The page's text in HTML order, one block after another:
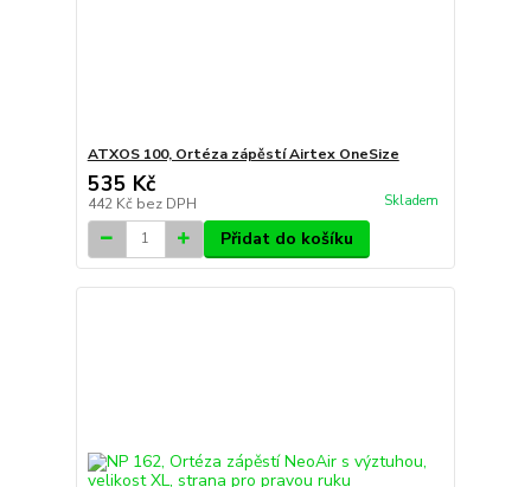
ATXOS 100, Ortéza zápěstí Airtex OneSize
535 Kč
442 Kč bez DPH Skladem
Přidat do košíku